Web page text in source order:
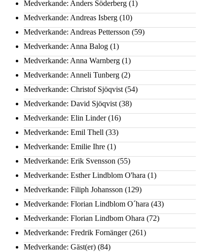
Medverkande: Anders Söderberg (1)
Medverkande: Andreas Isberg (10)
Medverkande: Andreas Pettersson (59)
Medverkande: Anna Balog (1)
Medverkande: Anna Warnberg (1)
Medverkande: Anneli Tunberg (2)
Medverkande: Christof Sjöqvist (54)
Medverkande: David Sjöqvist (38)
Medverkande: Elin Linder(16)
Medverkande: Emil Thell (33)
Medverkande: Emilie Ihre (1)
Medverkande: Erik Svensson (55)
Medverkande: Esther Lindblom O'hara (1)
Medverkande: Filiph Johansson (129)
Medverkande: Florian Lindblom O´hara (43)
Medverkande: Florian Lindbom Ohara (72)
Medverkande: Fredrik Fornänger(261)
Medverkande: Gäst(er) (84)